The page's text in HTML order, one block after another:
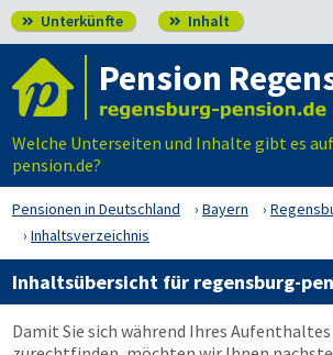
 Unterkünfte  Inhalt
Pension
Welche Unterseiten und Inhalte gibt es
pension.de?
Pensionen in Deutschland Bayern
Inhaltsverzeichnis
Inhaltsübersicht für regensburg-
Damit Sie sich während Ihres